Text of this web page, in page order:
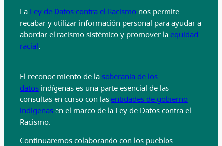
La Ley de Datos contra el Racismo nos permite
recabar y utilizar información personal para ayudar a
abordar el racismo sistémico y promover la equidad
racial.
El reconocimiento de la soberanía de los
datos indígenas es una parte esencial de las
consultas en curso con las entidades de gobierno
indígenas en el marco de la Ley de Datos contra el
Racismo.
Continuaremos colaborando con los pueblos